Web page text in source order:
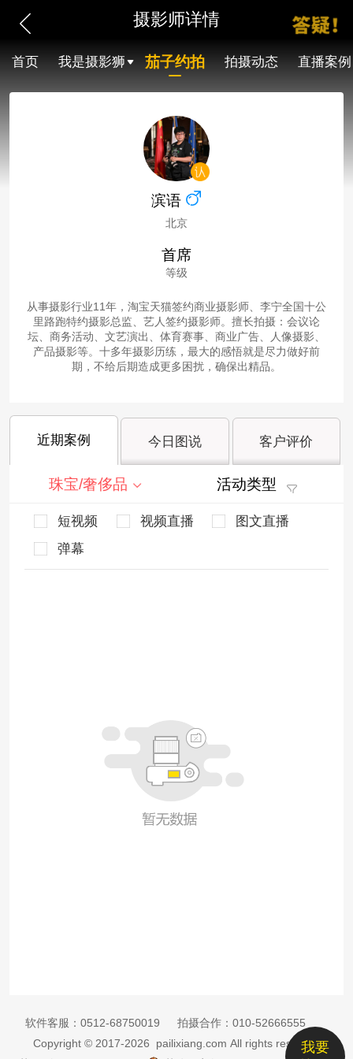
摄影师详情
首页 我是摄影狮 茄子约拍 拍摄动态 直播案例
滨语
北京
首席
等级
从事摄影行业11年，淘宝天猫签约商业摄影师、李宁全国十公
里路跑特约摄影总监、艺人签约摄影师。擅长拍摄：会议论
坛、商务活动、文艺演出、体育赛事、商业广告、人像摄影、
产品摄影等。十多年摄影历练，最大的感悟就是尽力做好前
期，不给后期造成更多困扰，确保出精品。
近期案例 今日图说 客户评价
珠宝/奢侈品 活动类型
短视频 视频直播
图文直播
弹幕
我要
软件客服： 0512-68750019 拍摄合作： 010-52666555
Copyright © 2017-2026 pailixiang.com All rights reserved